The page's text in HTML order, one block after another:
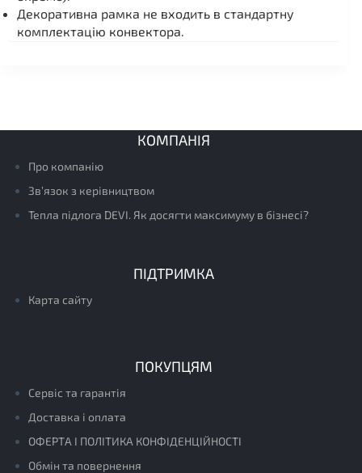
Декоративна рамка не входить в стандартну
комплектацію конвектора.
КОМПАНІЯ
Про компанію
Зв’язок з керівництвом
Тепла підлога DEVI. Як досягти максимуму в бізнесі?
ПІДТРИМКА
Карта сайту
ПОКУПЦЯМ
Сервіс та гарантія
Доставка і оплата
ОФЕРТА І ПОЛІТИКА КОНФІДЕНЦІЙНОСТІ
Обмін та повернення